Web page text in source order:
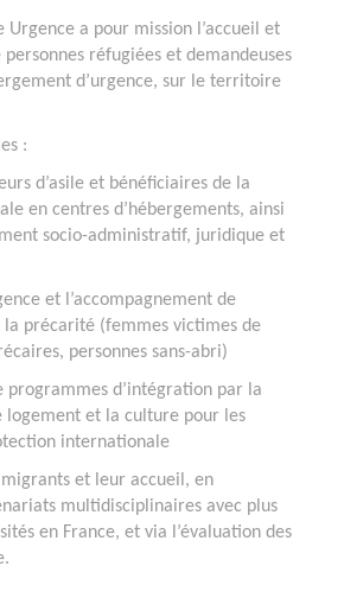
Urgence a pour mission l’accueil et
personnes réfugiées et demandeuses
d’urgence, sur le territoire
:
d’asile et bénéficiaires de la
en centres d’hébergements, ainsi
socio-administratif, juridique et
et l’accompagnement de
la précarité (femmes victimes de
personnes sans-abri)
d’intégration par la
logement et la culture pour les
internationale
et leur accueil, en
multidisciplinaires avec plus
en France, et via l’évaluation des